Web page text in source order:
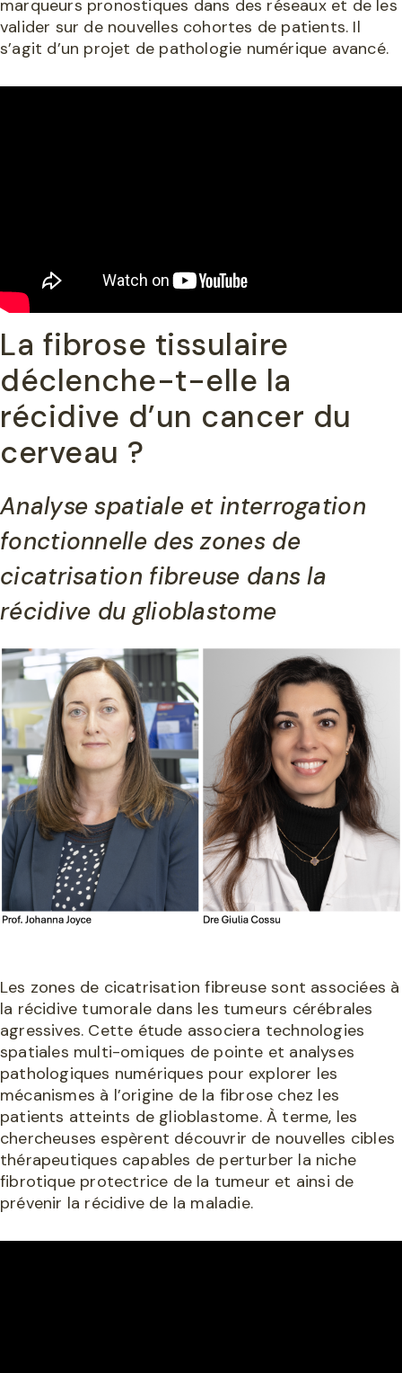
marqueurs pronostiques dans des réseaux et de les
valider sur de nouvelles cohortes de patients. Il
s’agit d’un projet de pathologie numérique avancé.
La fibrose tissulaire
déclenche-t-elle la
récidive d’un cancer du
cerveau ?
Analyse spatiale et interrogation
fonctionnelle des zones de
cicatrisation fibreuse dans la
récidive du glioblastome
Les zones de cicatrisation fibreuse sont associées à
la récidive tumorale dans les tumeurs cérébrales
agressives. Cette étude associera technologies
spatiales multi-omiques de pointe et analyses
pathologiques numériques pour explorer les
mécanismes à l’origine de la fibrose chez les
patients atteints de glioblastome. À terme, les
chercheuses espèrent découvrir de nouvelles cibles
thérapeutiques capables de perturber la niche
fibrotique protectrice de la tumeur et ainsi de
prévenir la récidive de la maladie.